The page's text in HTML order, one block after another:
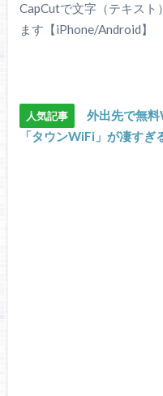
CapCutで文字（テキスト
ます【iPhone/Android】
人気記事
外出先で無
「タウンWiFi」が凄すぎ